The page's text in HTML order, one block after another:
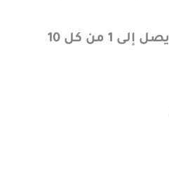
شائع (قد يؤثر على ما يصل إلى 1 من كل 10